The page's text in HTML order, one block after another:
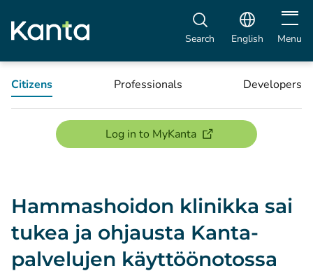
Search English Open
Menu
Citizens Professionals Developers
Log in to MyKanta(opens new window)
Hammashoidon klinikka sai
tukea ja ohjausta Kanta-
palvelujen käyttöönotossa